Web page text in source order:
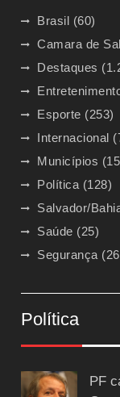
Brasil (60)
Camara de
Destaques
Esporte (253)
Internacional
Municípios
Política (128)
Salvador/
Saúde (25)
Segurança
Política
PF